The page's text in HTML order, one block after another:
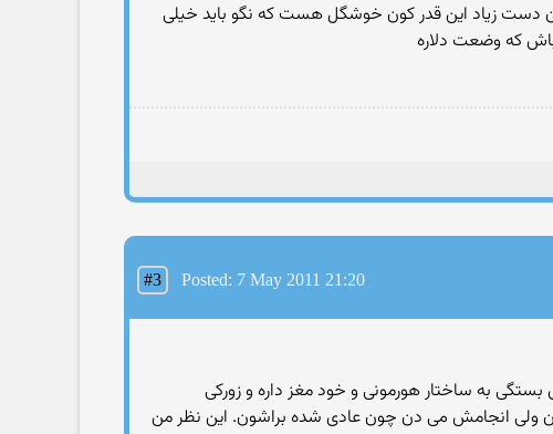
دست زیاد این قدر کون خوشگل هست که نگو باید خیلی‌
که وضعت دلاره
#3 Posted: 7 May 2011 21:20
به ساختار هورمونی و خود مغز داره و زوركی
برن ولی انجامش می دن چون عادی شده براشون. این نظر من